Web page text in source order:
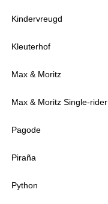
Kindervreugd
Kleuterhof
Max & Moritz
Max & Moritz Single-rider
Pagode
Piraña
Python